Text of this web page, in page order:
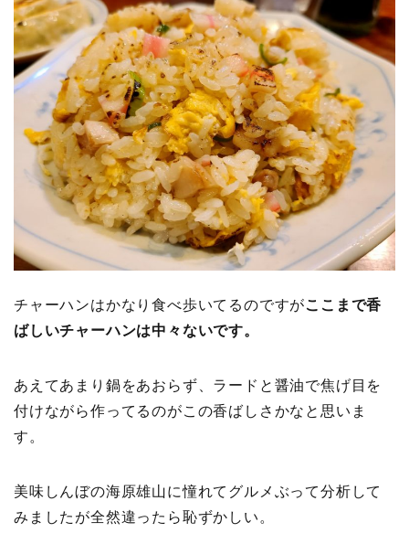
チャーハンはかなり食べ歩いてるのですがここまで香
ばしいチャーハンは中々ないです。
あえてあまり鍋をあおらず、ラードと醤油で焦げ目を
付けながら作ってるのがこの香ばしさかなと思いま
す。
美味しんぼの海原雄山に憧れてグルメぶって分析して
みましたが全然違ったら恥ずかしい。